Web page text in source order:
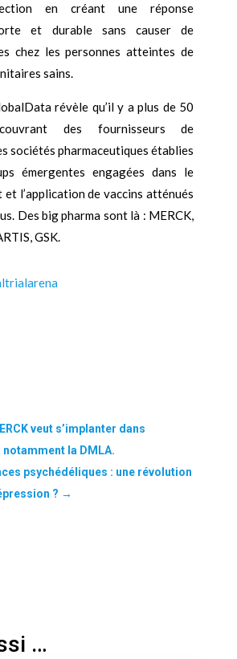
en créant une réponse
et durable sans causer de
chez les personnes atteintes de
sains.
révèle qu’il y a plus de 50
des fournisseurs de
sociétés pharmaceutiques établies
émergentes engagées dans le
et l’application de vaccins atténués
Des big pharma sont là : MERCK,
GSK.
veut s’implanter dans
notamment la DMLA.
psychédéliques : une révolution
? →
…